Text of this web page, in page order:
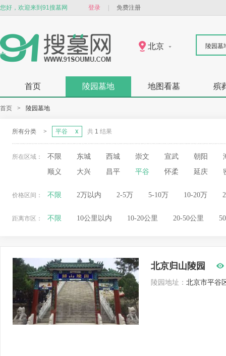
您好，欢迎来到91搜墓网 登录 免费注册
北京 陵园墓
首页 陵园墓地 地图看墓 殡
首页 > 陵园墓地
所有分类 > 平谷 共 1 结果
所在区域： 不限 东城 西城 崇文 宣武 朝阳
顺义
大兴 昌平 平谷 怀柔 延庆
价格区间： 不限 2万以内 2-5万 5-10万 10-20万
距离市区： 不限 10公里以内 10-20公里 20-50公里
北京归山陵园
陵园地址： 北京市平谷